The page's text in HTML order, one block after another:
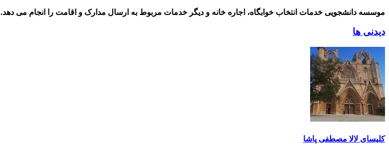
موسسه دانشجویی خدمات انتخاب خوابگاه، اجاره خانه و دیگر خدمات مربوط به ارسال مدارک و اقامت را انجام می دهد.
دیدنی ها
کلیسای لالا مصطفی پاشا